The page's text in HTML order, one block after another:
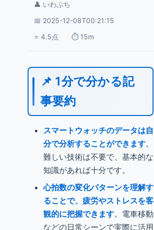
👤 いわぶち
📅 2025-12-08T00:21:15
⭐ 4.5点
⏱️ 15m
📌 1分で分かる記
事要約
スマートウォッチのデータは自
分で分析することができます。
難しい技術は不要で、基本的な
知識があれば十分です。
心拍数の変化パターンを理解す
ることで、疲労やストレスを客
観的に把握できます。電車移動
などの日常シーンで実際に活用